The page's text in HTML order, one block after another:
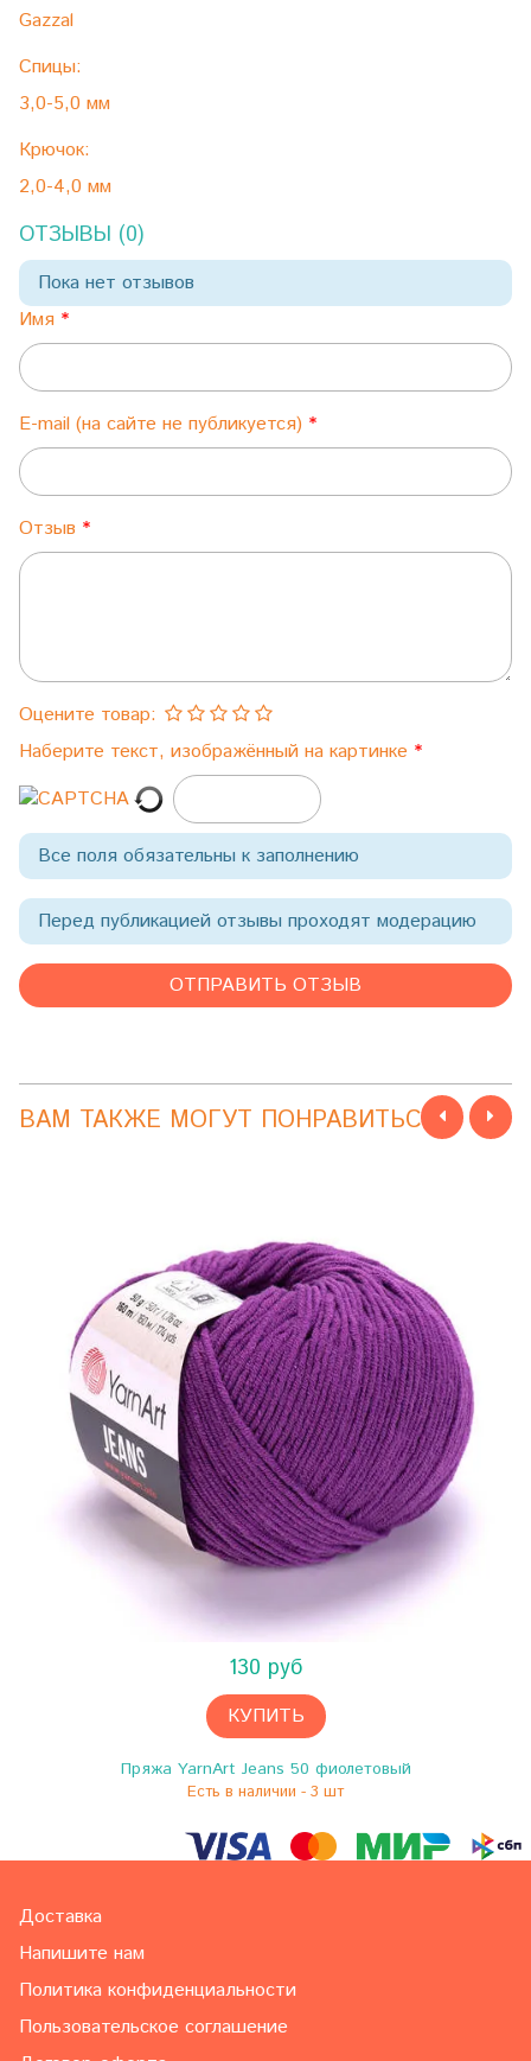
Gazzal
Спицы:
3,0-5,0 мм
Крючок:
2,0-4,0 мм
ОТЗЫВЫ (0)
Пока нет отзывов
Имя
E-mail (на сайте не публикуется)
Отзыв
Оцените товар:
Наберите текст, изображённый на картинке
Все поля обязательны к заполнению
Перед публикацией отзывы проходят модерацию
ВАМ ТАКЖЕ МОГУТ ПОНРАВИТЬСЯ
130 руб
КУПИТЬ
Пряжа YarnArt Jeans 50 фиолетовый
Есть в наличии - 3 шт
Доставка
Напишите нам
Политика конфиденциальности
Пользовательское соглашение